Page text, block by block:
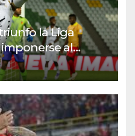
la Liga
al